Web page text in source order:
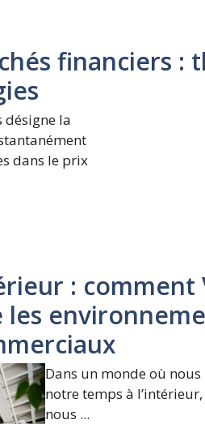
financiers :
désigne la
dans le prix
: comment
les
Dans un monde où
notre temps à
nous ...